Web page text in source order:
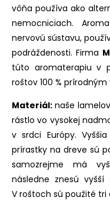
vôňa používa ako
nemocniciach.
nervovú sústavu,
podráždenosti. Firma
túto aromaterapiu v
roštov 100 %
Materiál: naše
rástlo vo vysokej
v srdci Európy.
prírastky na dreve sú
samozrejme má
následne znesú
V roštoch sú použité